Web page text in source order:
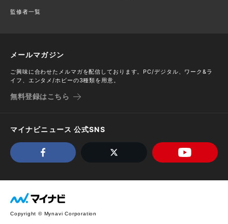
監修者一覧
メールマガジン
ご興味に合わせたメルマガを配信しております。PC/デジタル、ワーク&ラ
イフ、エンタメ/ホビーの3種類を用意。
無料登録はこちら
マイナビニュース 公式SNS
Copyright © Mynavi Corporation